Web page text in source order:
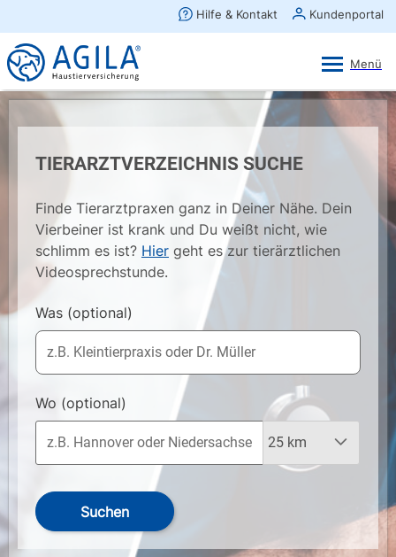
TIERARZTVERZEICHNIS SUCHE
Finde Tierarztpraxen ganz in Deiner Nähe. Dein
Vierbeiner ist krank und Du weißt nicht, wie
schlimm es ist? Hier geht es zur tierärztlichen
Videosprechstunde.
Was (optional)
Wo (optional)
Suchen
×
AGILA Kunden-App
Gratis - Im Play Store laden
Ansehen